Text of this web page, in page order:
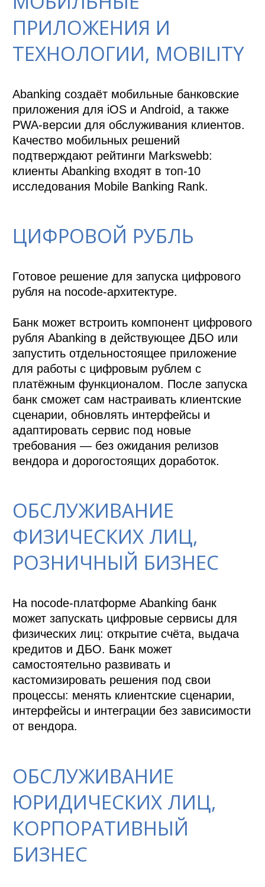
ПРИЛОЖЕНИЯ И
ТЕХНОЛОГИИ, MOBILITY
Abanking создаёт мобильные банковские
приложения для iOS и Android, а также
PWA-версии для обслуживания клиентов.
Качество мобильных решений
подтверждают рейтинги Markswebb:
клиенты Abanking входят в топ-10
исследования Mobile Banking Rank.
ЦИФРОВОЙ РУБЛЬ
Готовое решение для запуска цифрового
рубля на nocode-архитектуре.
Банк может встроить компонент цифрового
рубля Abanking в действующее ДБО или
запустить отдельностоящее приложение
для работы с цифровым рублем с
платёжным функционалом. После запуска
банк сможет сам настраивать клиентские
сценарии, обновлять интерфейсы и
адаптировать сервис под новые
требования — без ожидания релизов
вендора и дорогостоящих доработок.
ОБСЛУЖИВАНИЕ
ФИЗИЧЕСКИХ ЛИЦ,
РОЗНИЧНЫЙ БИЗНЕС
На nocode-платформе Abanking банк
может запускать цифровые сервисы для
физических лиц: открытие счёта, выдача
кредитов и ДБО. Банк может
самостоятельно развивать и
кастомизировать решения под свои
процессы: менять клиентские сценарии,
интерфейсы и интеграции без зависимости
от вендора.
ОБСЛУЖИВАНИЕ
ЮРИДИЧЕСКИХ ЛИЦ,
КОРПОРАТИВНЫЙ
БИЗНЕС